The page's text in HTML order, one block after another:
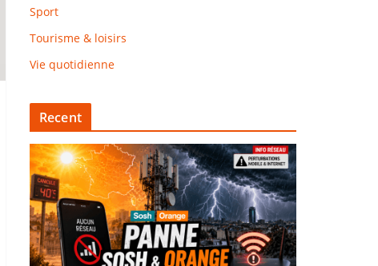
Sport
Tourisme & loisirs
Vie quotidienne
Recent